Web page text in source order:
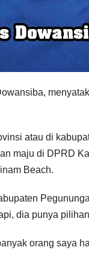
atau di
maju di DPRD
Beach.
dia punya
orang saya